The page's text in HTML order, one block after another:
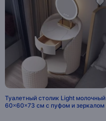
Туалетный столик Light молочный
60×60×73 см с пуфом и зеркалом